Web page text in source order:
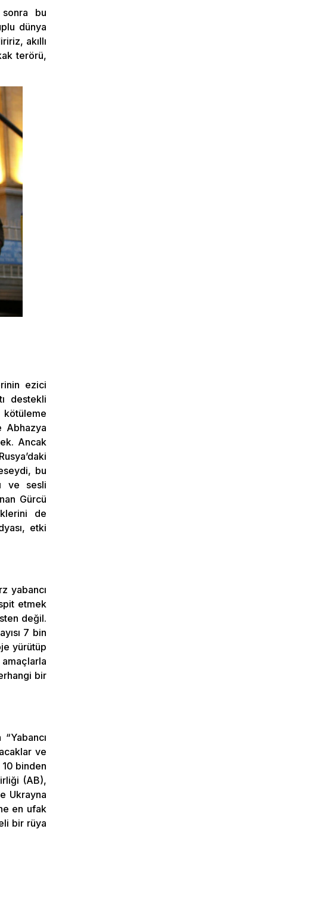
sonra bu
dünya
akıllı
terörü,
ezici
destekli
Abhazya
Ancak
bu
ve sesli
Gürcü
de
etki
yabancı
etmek
değil.
7 bin
yürütüp
bir
ve
binden
(AB),
Ukrayna
en ufak
bir rüya